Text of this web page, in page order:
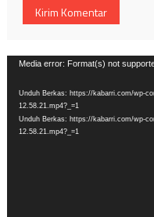
Pemutar
Media error: Format(s) not
Unduh Berkas: https://kabarri.com/wp-
12.58.21.mp4?_=1
Unduh Berkas: https://kabarri.com/wp-
12.58.21.mp4?_=1